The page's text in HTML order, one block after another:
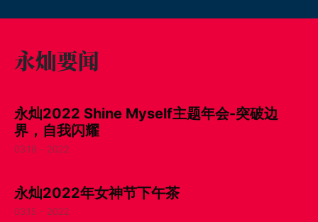
永灿要闻
永灿2022 Shine Myself主题年会-突破边
界，自我闪耀
03.18 - 2022
永灿2022年女神节下午茶
03.15 - 2022